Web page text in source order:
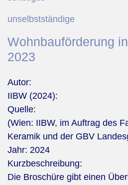
unselbstständige
Wohnbauförderung
2023
Autor:
IIBW (2024):
Quelle:
(Wien: IIBW, im Auftrag des
Keramik und der GBV
Jahr: 2024
Kurzbeschreibung:
Die Broschüre gibt einen